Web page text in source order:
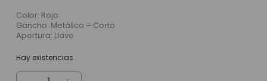
Color: Rojo
Gancho: Metálico – Corto
Apertura: Llave
Hay existencias